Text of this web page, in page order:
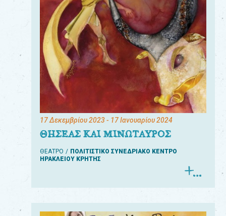
17 Δεκεμβρίου 2023- 17 Ιανουαρίου 2024
ΘΗΣΕΑΣ ΚΑΙ ΜΙΝΩΤΑΥΡΟΣ
ΘΕΑΤΡΟ
ΠΟΛΙΤΙΣΤΙΚΟ ΣΥΝΕΔΡΙΑΚΟ ΚΕΝΤΡΟ
ΗΡΑΚΛΕΙΟΥ ΚΡΗΤΗΣ